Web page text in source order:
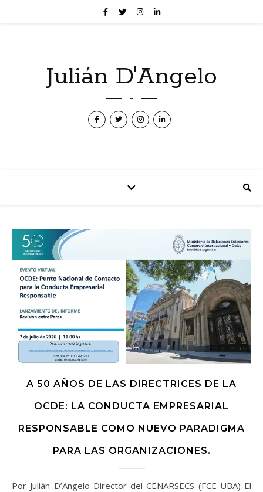
Julián D'Angelo
–
A 50 AÑOS DE LAS DIRECTRICES DE LA
OCDE: LA CONDUCTA EMPRESARIAL
RESPONSABLE COMO NUEVO PARADIGMA
PARA LAS ORGANIZACIONES.
Por Julián D’Angelo Director del CENARSECS (FCE-UBA) El